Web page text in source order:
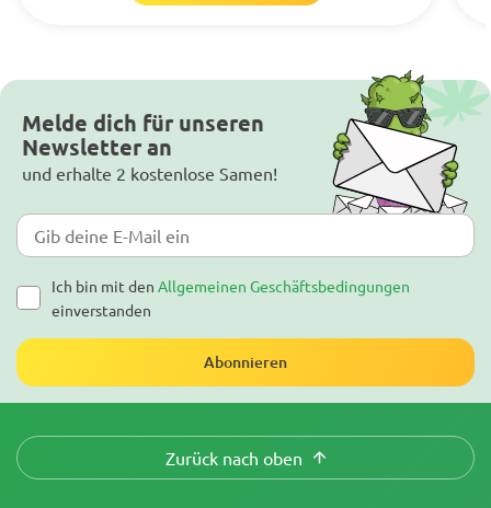
Melde dich für unseren
Newsletter an
und erhalte 2 kostenlose Samen!
Ich bin mit den Allgemeinen Geschäftsbedingungen
einverstanden
Abonnieren
Zurück nach oben